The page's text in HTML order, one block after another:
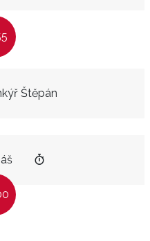
Štěpán